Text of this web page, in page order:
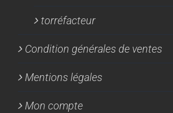
torréfacteur
Condition générales de ventes
Mentions légales
Mon compte